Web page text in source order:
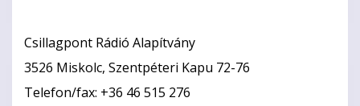
Csillagpont Rádió Alapítvány
3526 Miskolc, Szentpéteri Kapu 72-76
Telefon/fax: +36 46 515 276